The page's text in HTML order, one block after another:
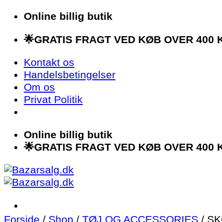
Fortsæt
indhold
Online billig butik
🌟GRATIS FRAGT VED KØB OVER 400
Kontakt os
Handelsbetingelser
Om os
Privat Politik
Online billig butik
🌟GRATIS FRAGT VED KØB OVER 400